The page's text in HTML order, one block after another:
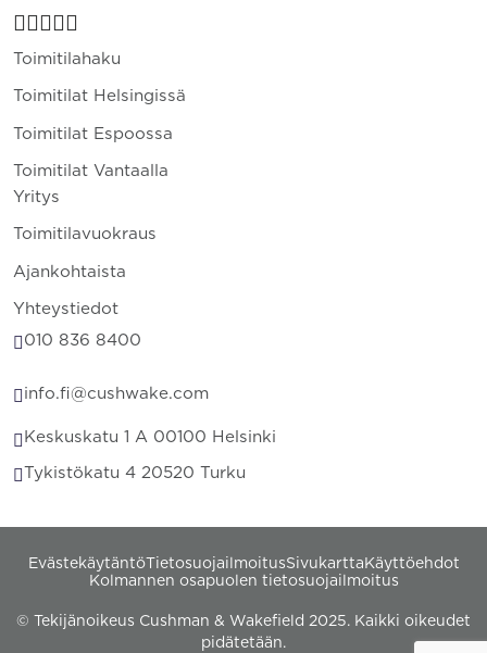
Toimitilahaku
Toimitilat Helsingissä
Toimitilat Espoossa
Toimitilat Vantaalla
Yritys
Toimitilavuokraus
Ajankohtaista
Yhteystiedot
010 836 8400
info.fi@cushwake.com
Keskuskatu 1 A 00100 Helsinki
Tykistökatu 4 20520 Turku
EvästekäytäntöTietosuojailmoitusSivukartta Käyttöehdot
Kolmannen osapuolen tietosuojailmoitus
© Tekijänoikeus Cushman & Wakefield 2025. Kaikki oikeudet
pidätetään.